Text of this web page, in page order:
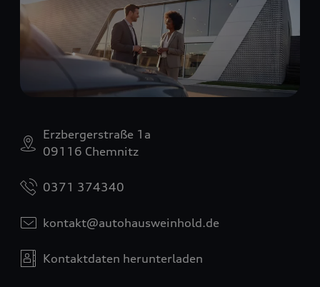
Erzbergerstraße 1a
09116 Chemnitz
0371 374340
kontakt@autohausweinhold.de
Kontaktdaten herunterladen